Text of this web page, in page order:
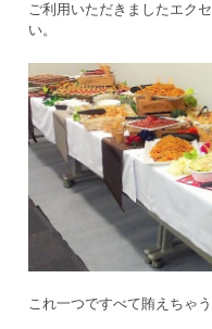
ご利用いただきましたエク
い。
これ一つですべて賄えちゃ